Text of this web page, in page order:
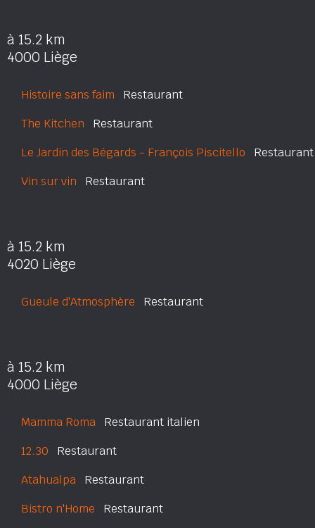
à 15.2 km
4000 Liège
Histoire sans faim Restaurant
The Kitchen Restaurant
Le Jardin des Bégards - François Piscitello Restaurant
Vin sur vin Restaurant
à 15.2 km
4020 Liège
Gueule d'Atmosphère Restaurant
à 15.2 km
4000 Liège
Mamma Roma Restaurant italien
12.30 Restaurant
Atahualpa Restaurant
Bistro n'Home Restaurant